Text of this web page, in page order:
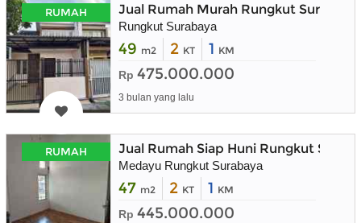
RUMAH Jual Rumah Murah Rungkut
Rungkut Surabaya
49 m2 2 KT 1 KM
Rp 475.000.000
3 bulan yang lalu
RUMAH Jual Rumah Siap Huni Rungkut
Medayu Rungkut Surabaya
47 m2 2 KT 1 KM
Rp 445.000.000